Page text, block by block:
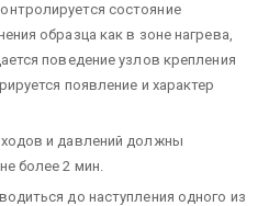
состояние
образца как в зоне нагрева,
поведение узлов крепления
появление и характер
и давлений должны
более 2 мин.
до наступления одного из